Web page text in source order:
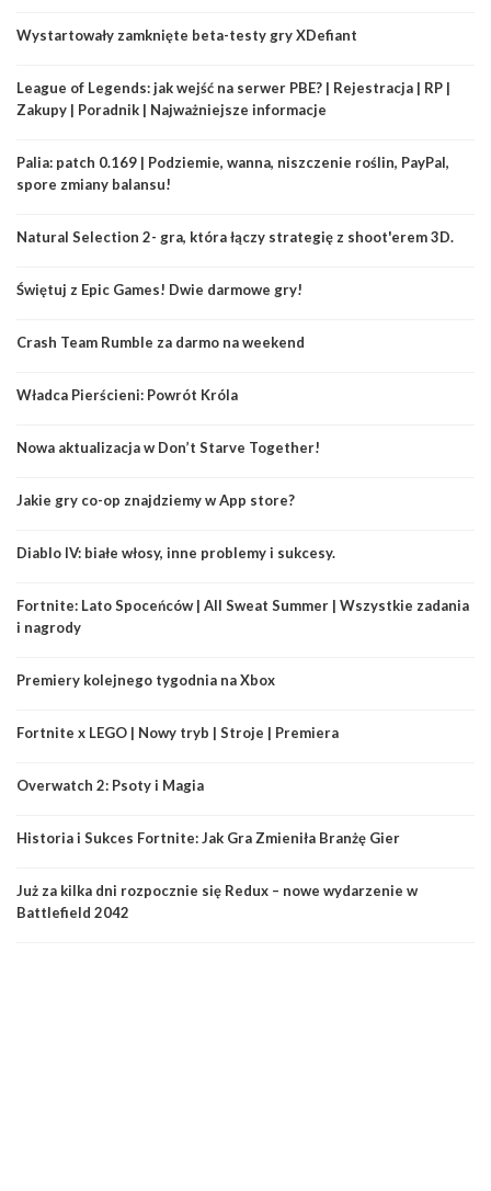
Wystartowały zamknięte beta-testy gry XDefiant
League of Legends: jak wejść na serwer PBE? | Rejestracja | RP |
Zakupy | Poradnik | Najważniejsze informacje
Palia: patch 0.169 | Podziemie, wanna, niszczenie roślin, PayPal,
spore zmiany balansu!
Natural Selection 2- gra, która łączy strategię z shoot'erem 3D.
Świętuj z Epic Games! Dwie darmowe gry!
Crash Team Rumble za darmo na weekend
Władca Pierścieni: Powrót Króla
Nowa aktualizacja w Don’t Starve Together!
Jakie gry co-op znajdziemy w App store?
Diablo IV: białe włosy, inne problemy i sukcesy.
Fortnite: Lato Spoceńców | All Sweat Summer | Wszystkie zadania
i nagrody
Premiery kolejnego tygodnia na Xbox
Fortnite x LEGO | Nowy tryb | Stroje | Premiera
Overwatch 2: Psoty i Magia
Historia i Sukces Fortnite: Jak Gra Zmieniła Branżę Gier
Już za kilka dni rozpocznie się Redux – nowe wydarzenie w
Battlefield 2042